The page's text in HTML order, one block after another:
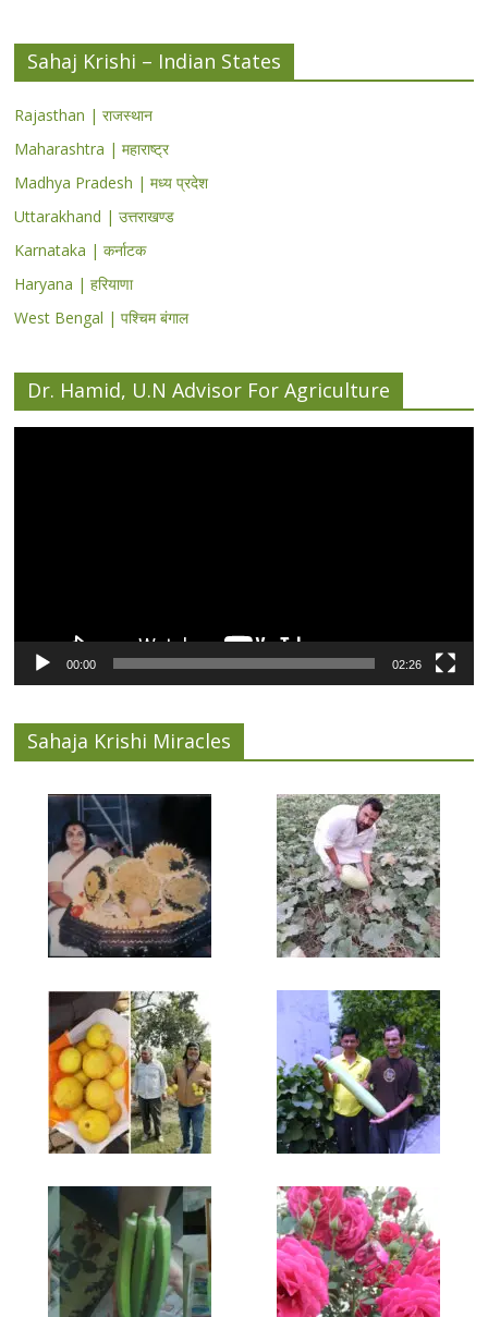
Sahaj Krishi – Indian States
Rajasthan | राजस्थान
Maharashtra | महाराष्ट्र
Madhya Pradesh | मध्य प्रदेश
Uttarakhand | उत्तराखण्ड
Karnataka | कर्नाटक
Haryana | हरियाणा
West Bengal | पश्चिम बंगाल
Dr. Hamid, U.N Advisor For Agriculture
00:00 02:26
Sahaja Krishi Miracles